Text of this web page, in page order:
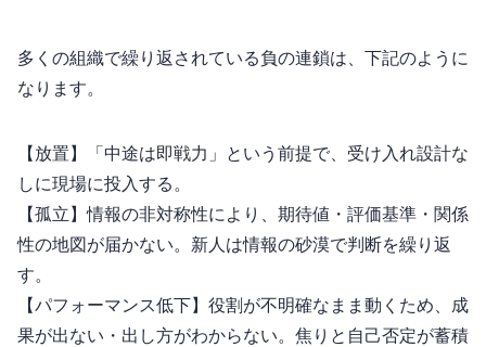
多くの組織で繰り返されている負の連鎖は、下記のように
なります。
【放置】「中途は即戦力」という前提で、受け入れ設計な
しに現場に投入する。
【孤立】情報の非対称性により、期待値・評価基準・関係
性の地図が届かない。新人は情報の砂漠で判断を繰り返
す。
【パフォーマンス低下】役割が不明確なまま動くため、成
果が出ない・出し方がわからない。焦りと自己否定が蓄積